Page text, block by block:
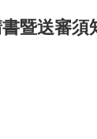
暨送審須